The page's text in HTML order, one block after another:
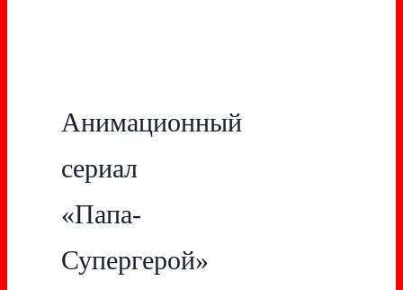
Анимационный
сериал
«Папа-
Супергерой»